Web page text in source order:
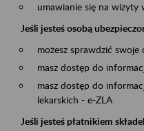
umawianie się na wizyty
Jeśli jesteś osobą
możesz sprawdzić swoje
masz dostęp do
masz dostęp do
lekarskich - e-ZLA
Jeśli jesteś płatnikiem